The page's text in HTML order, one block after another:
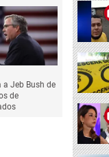
a Jeb Bush de
de